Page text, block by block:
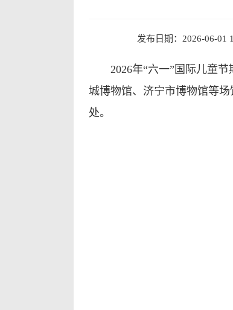
发布日期：2026-06-01
2026年“六一”国际儿童
城博物馆、济宁市博物馆等
处。